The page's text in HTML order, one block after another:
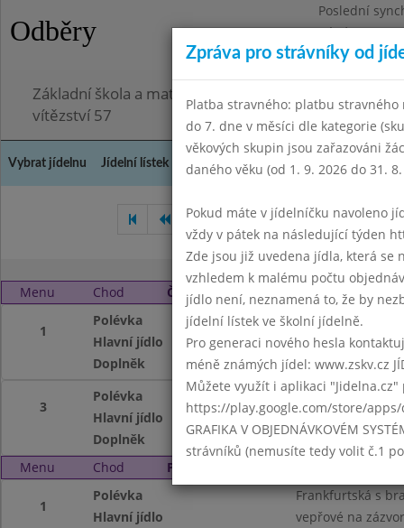
Odběry
Poslední
Pátek
Omezení
Základní škola a mateřská škola Chodov, Praha 4,
vítězství 57
Vybrat jídelnu Jídelní lístek Historie Kontakty a informace
Září 2005 Listopad 2005
Menu Chod Čtvrtek 1. 12. 2005
1
Polévka
Houbová
Hlavní jídlo
párek,
Doplněk
moučník, mléko,
3
Polévka
Houbová
Hlavní jídlo
Studený talíř,
Doplněk
moučník, mléko,
Menu
Chod Pátek 2. 12. 2005
1
Polévka
Frankfurtská s
Hlavní jídlo
vepřové na
Zpráva pro strávníky od
Platba stravného: platbu stravného
do 7. dne v měsíci dle kategorie
věkových skupin jsou zařazováni
daného věku (od 1. 9. 2026 do 31.
Pokud máte v jídelníčku navoleno
vždy v pátek na následující týden
Zde jsou již uvedena jídla, která se
vzhledem k malému počtu
jídlo není, neznamená to, že by
jídelní lístek ve školní jídelně.
Pro generaci nového hesla
méně známých jídel: www.zskv.cz
Můžete využít i aplikaci
https://play.google.com/store/
GRAFIKA V OBJEDNÁVKOVÉM
strávníků (nemusíte tedy volit č.1